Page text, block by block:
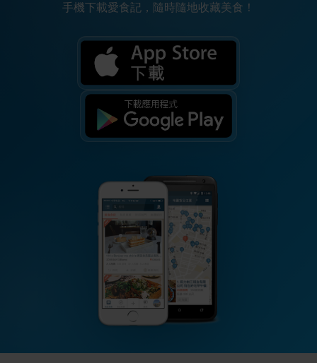
手機下載愛食記，隨時隨地收藏美食！